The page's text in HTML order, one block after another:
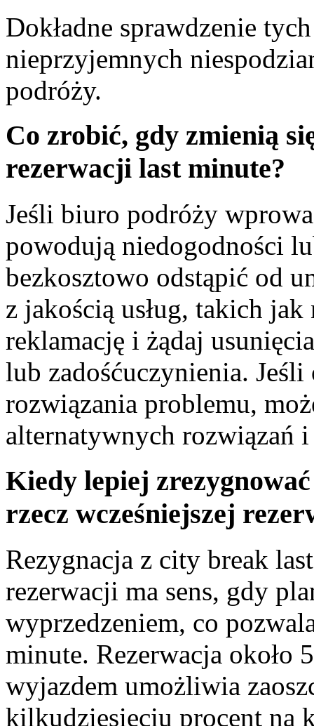
Dokładne sprawdzenie
nieprzyjemnych
podróży.
Co zrobić, gdy zmienią
rezerwacji last minute?
Jeśli biuro podróży
powodują niedogodności
bezkosztowo odstąpić od
z jakością usług, takich
reklamację i żądaj
lub zadośćuczynienia.
rozwiązania problemu,
alternatywnych rozwiązań
Kiedy lepiej
rzecz wcześniejszej
Rezygnacja z city break
rezerwacji ma sens, gdy
wyprzedzeniem, co
minute. Rezerwacja około
wyjazdem umożliwia
kilkudziesięciu procent na